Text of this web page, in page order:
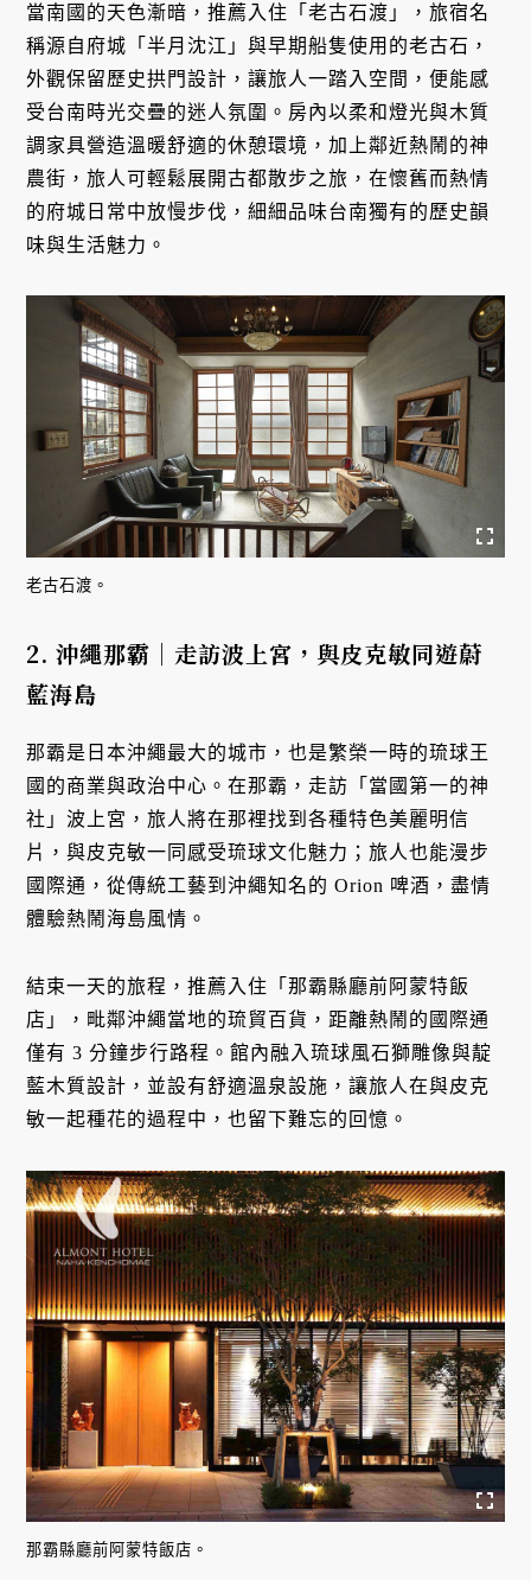
當南國的天色漸暗，推薦入住「老古石渡」，旅宿名
稱源自府城「半月沈江」與早期船隻使用的老古石，
外觀保留歷史拱門設計，讓旅人一踏入空間，便能感
受台南時光交疊的迷人氛圍。房內以柔和燈光與木質
調家具營造溫暖舒適的休憩環境，加上鄰近熱鬧的神
農街，旅人可輕鬆展開古都散步之旅，在懷舊而熱情
的府城日常中放慢步伐，細細品味台南獨有的歷史韻
味與生活魅力。
老古石渡。
2. 沖繩那霸｜走訪波上宮，與皮克敏同遊蔚
藍海島
那霸是日本沖繩最大的城市，也是繁榮一時的琉球王
國的商業與政治中心。在那霸，走訪「當國第一的神
社」波上宮，旅人將在那裡找到各種特色美麗明信
片，與皮克敏一同感受琉球文化魅力；旅人也能漫步
國際通，從傳統工藝到沖繩知名的 Orion 啤酒，盡情
體驗熱鬧海島風情。
結束一天的旅程，推薦入住「那霸縣廳前阿蒙特飯
店」，毗鄰沖繩當地的琉貿百貨，距離熱鬧的國際通
僅有 3 分鐘步行路程。館內融入琉球風石獅雕像與靛
藍木質設計，並設有舒適溫泉設施，讓旅人在與皮克
敏一起種花的過程中，也留下難忘的回憶。
那霸縣廳前阿蒙特飯店。